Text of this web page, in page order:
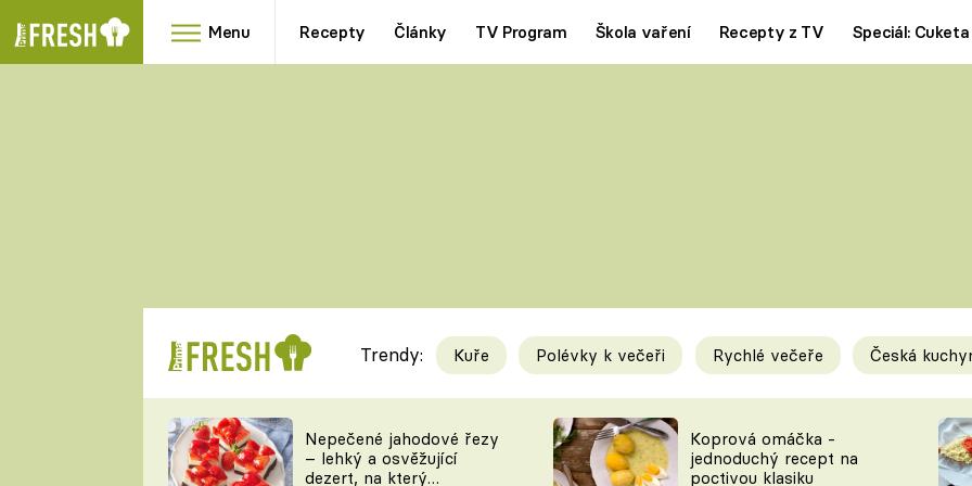
Menu Recepty Články TV Program Škola vaření Recepty z TV Speciál: Cuketa
RYCHLOVKY
Videorecepty
TEĎ VAŘÍ ŠÉF!
Tipy a triky
KAM ZA JÍDLEM
Trendy: Kuře Polévky k večeři Rychlé večeře Česká
Nepečené jahodové řezy
– lehký a osvěžující
dezert, na který
Koprová omáčka -
jednoduchý recept na
poctivou klasiku